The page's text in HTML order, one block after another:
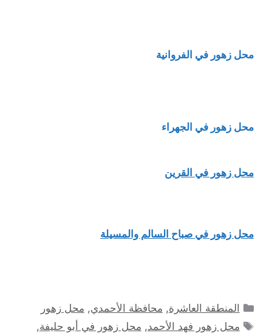
محل زهور في الفروانية
محل زهور في الجهراء
محل زهور في القرين
محل زهور في صباح السالم والمسيلة
التصنيفات
المنطقة العاشرة, محافظة الأحمدي, محل زهور
الوسوم
محل زهور فهد الأحمد, محل زهور في أبو حليفة,